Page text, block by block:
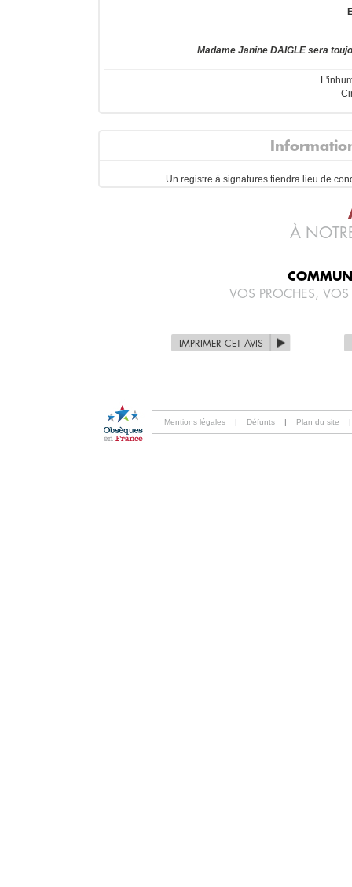
Madame Janine DAIGLE sera
Un registre à signatures tiendra lieu de
À
VOS PROCHES,
IMPRIMER CET AVIS
Mentions légales | Défunts | Plan du site |